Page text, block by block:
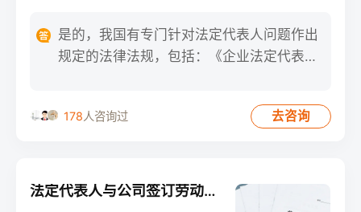
是的，我国有专门针对法定代表人问题作出
规定的法律法规，包括：《企业法定代表人
178人咨询过 去咨询
法定代表人与公司签订劳动合同：需求还是选项？